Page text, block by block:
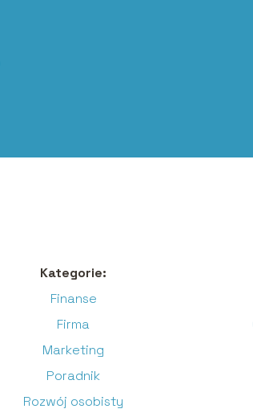
Kategorie:
Finanse
Firma
Marketing
Poradnik
Rozwój osobisty